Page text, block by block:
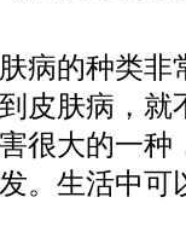
病的种类
皮肤病，就
很大的一种
。生活中可